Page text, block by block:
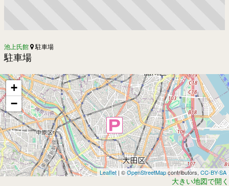
池上氏館 駐車場
駐車場
+
−
Leaflet | ©OpenStreetMapcontributors, CC-BY-SA
大きい地図で開く